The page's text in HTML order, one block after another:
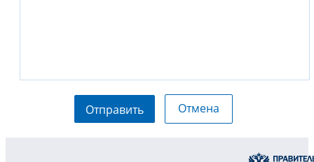
Отправить Отмена